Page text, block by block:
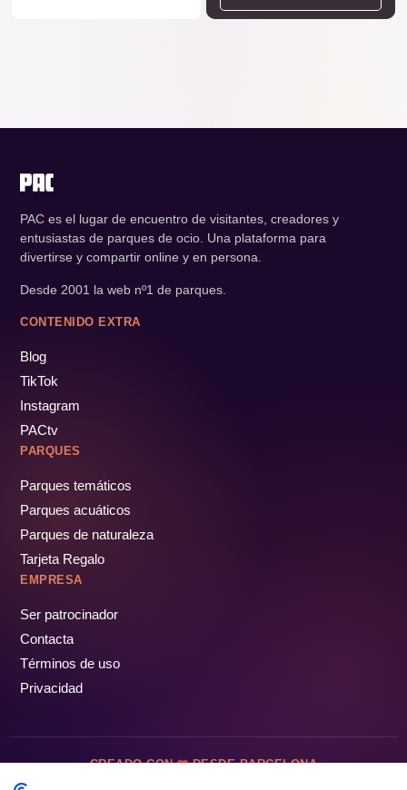
PAC es el lugar de encuentro de visitantes, creadores y
entusiastas de parques de ocio. Una plataforma para
divertirse y compartir online y en persona.
Desde 2001 la web nº1 de parques.
CONTENIDO EXTRA
Blog
TikTok
Instagram
PACtv
PARQUES
Parques temáticos
Parques acuáticos
Parques de naturaleza
Tarjeta Regalo
EMPRESA
Ser patrocinador
Contacta
Términos de uso
Privacidad
CREADO CON DESDE BARCELONA